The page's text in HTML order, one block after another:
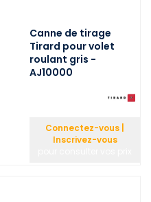
Canne de tirage
Tirard pour volet
roulant gris -
AJ10000
Connectez-vous |
Inscrivez-vous